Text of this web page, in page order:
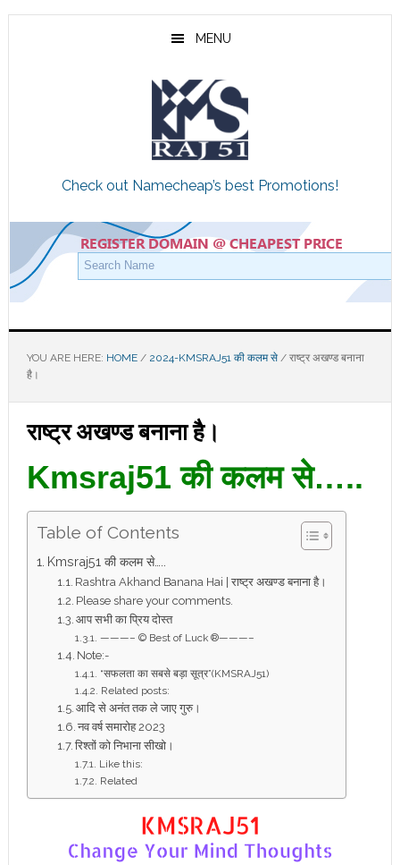
Skip
Skip
Skip
MENU
Check out Namecheap’s best Promotions!
YOU ARE HERE: HOME / 2024-KMSRAJ51 की कलम से /राष्ट्र अखण्ड बनाना
है।
राष्ट्र अखण्ड बनाना है।
Kmsraj51 की कलम से…..
Table of Contents
Kmsraj51 की कलम से…..
Rashtra Akhand Banana Hai | राष्ट्र अखण्ड बनाना है।
Please share your comments.
आप सभी का प्रिय दोस्त
———– © Best of Luck ®———–
Note:-
“सफलता का सबसे बड़ा सूत्र”(KMSRAJ51)
Related posts:
आदि से अनंत तक ले जाए गुरु।
नव वर्ष समारोह 2023
रिश्तों को निभाना सीखो।
Like this:
Related